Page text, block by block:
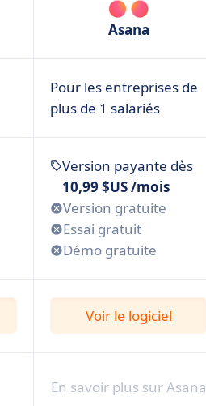
Asana
Pour les entreprises de
plus de 1 salariés
Version payante dès
10,99 $US /mois
Version gratuite
Essai gratuit
Démo gratuite
Voir le logiciel
En savoir plus sur Asana